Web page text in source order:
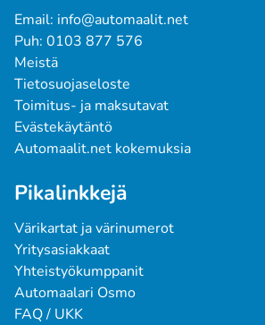
Email: info@automaalit.net
Puh: 0103 877 576
Meistä
Tietosuojaseloste
Toimitus- ja maksutavat
Evästekäytäntö
Automaalit.net kokemuksia
Pikalinkkejä
Värikartat ja värinumerot
Yritysasiakkaat
Yhteistyökumppanit
Automaalari Osmo
FAQ / UKK